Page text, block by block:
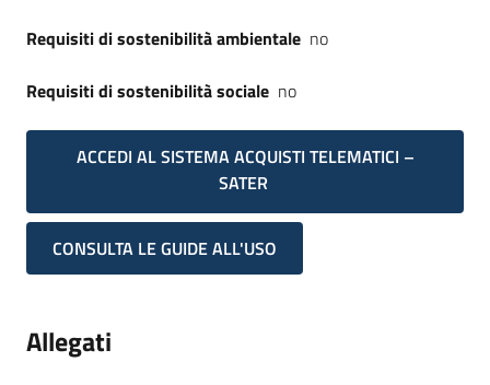
Requisiti di sostenibilità ambientale no
Requisiti di sostenibilità sociale no
ACCEDI AL SISTEMA ACQUISTI TELEMATICI –
SATER
CONSULTA LE GUIDE ALL'USO
Allegati